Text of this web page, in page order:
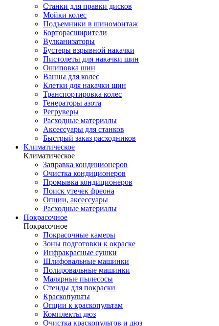
Станки для правки дисков
Мойки колес
Подъемники в шиномонтаж
Борторасширители
Вулканизаторы
Бустеры взрывной накачки
Пистолеты для накачки шин
Ошиповка шин
Ванны для колес
Клетки для накачки шин
Транспортировка колес
Генераторы азота
Регруверы
Расходные материалы
Аксессуары для станков
Быстрый заказ расходников
Климатическое
Климатическое
Заправка кондиционеров
Очистка кондиционеров
Промывка кондиционеров
Поиск утечек фреона
Опции, аксессуары
Расходные материалы
Покрасочное
Покрасочное
Покрасочные камеры
Зоны подготовки к окраске
Инфракрасные сушки
Шлифовальные машинки
Полировальные машинки
Малярные пылесосы
Стенды для покраски
Краскопульты
Опции к краскопультам
Комплекты дюз
Очистка краскопультов и дюз